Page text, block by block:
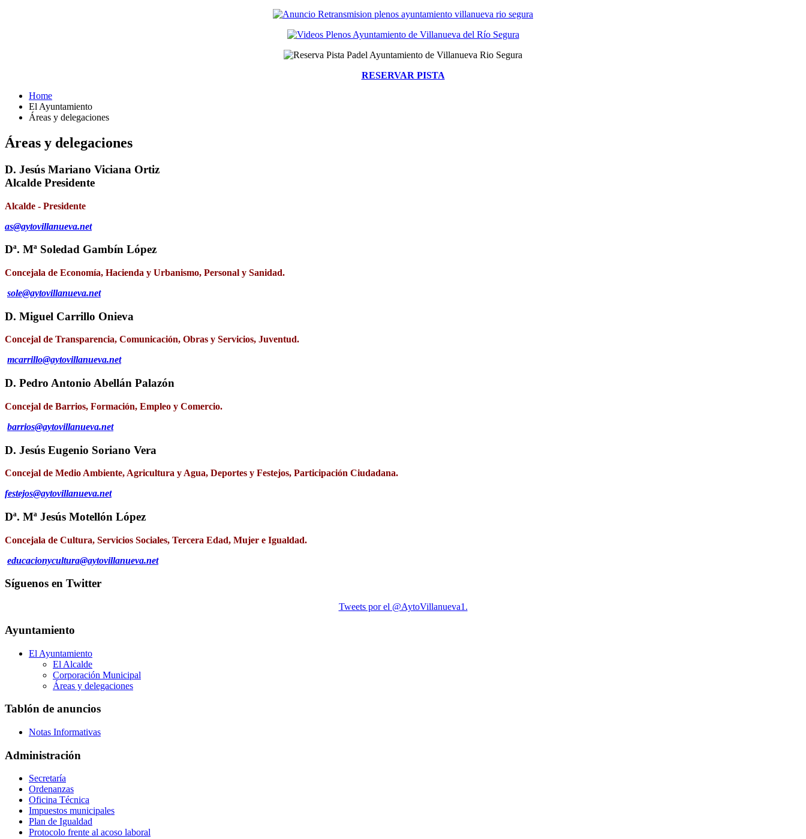
RESERVAR PISTA
Home
El Ayuntamiento
Áreas y delegaciones
Áreas y delegaciones
D. Jesús Mariano Viciana Ortiz
Alcalde Presidente
Alcalde - Presidente
as@aytovillanueva.net
Dª. Mª Soledad Gambín López
Concejala de Economía, Hacienda y Urbanismo, Personal y Sanidad.
sole@aytovillanueva.net
D. Miguel Carrillo Onieva
Concejal de Transparencia, Comunicación, Obras y Servicios, Juventud.
mcarrillo@aytovillanueva.net
D. Pedro Antonio Abellán Palazón
Concejal de Barrios, Formación, Empleo y Comercio.
barrios@aytovillanueva.net
D. Jesús Eugenio Soriano Vera
Concejal de Medio Ambiente, Agricultura y Agua, Deportes y Festejos, Participación Ciudadana.
festejos@aytovillanueva.net
Dª. Mª Jesús Motellón López
Concejala de Cultura, Servicios Sociales, Tercera Edad, Mujer e Igualdad.
educacionycultura@aytovillanueva.net
Síguenos en Twitter
Tweets por el @AytoVillanueva1.
Ayuntamiento
El Ayuntamiento
El Alcalde
Corporación Municipal
Áreas y delegaciones
Tablón de anuncios
Notas Informativas
Administración
Secretaría
Ordenanzas
Oficina Técnica
Impuestos municipales
Plan de Igualdad
Protocolo frente al acoso laboral